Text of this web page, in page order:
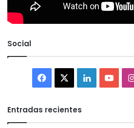
Social
Facebook LinkedIn
Entradas recientes